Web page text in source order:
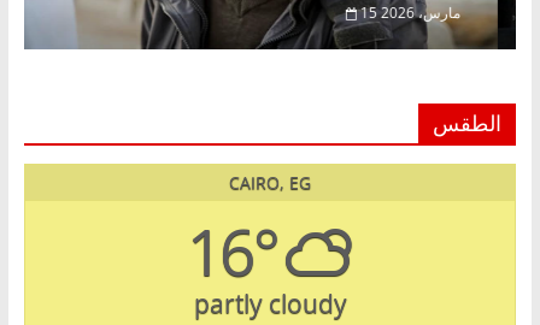
15 مارس، 2026
الطقس
CAIRO, EG
16°
partly cloudy